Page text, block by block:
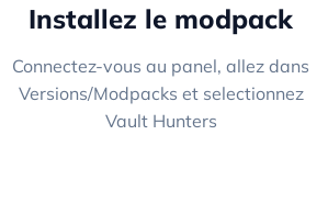
Installez le modpack
Connectez-vous au panel, allez dans
Versions/Modpacks et selectionnez
Vault Hunters